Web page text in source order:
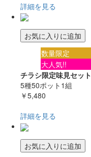
詳細を見る
お気に入りに追加
数量限定
大人気!!
チラシ限定味見セット
5種50ポット1組
￥5,480
詳細を見る
お気に入りに追加